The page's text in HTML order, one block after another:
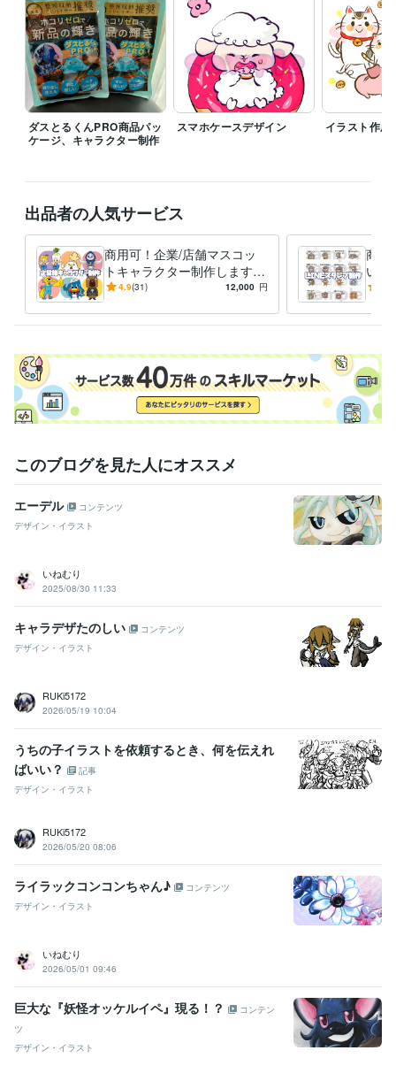
ダスとるくんPRO商品パッ
ケージ、キャラクター制作
スマホケースデザイン イラスト作成
出品者の人気サービス
商用可！企業/店舗マスコッ
トキャラクター制作します
★ココナラ販売実績260件★
4.9(31) 12,000 円
商用
いス
人・
このブログを見た人にオススメ
エーデル
コンテンツ
デザイン・イラスト
いねむり
2025/08/30 11:33
キャラデザたのしい
コンテンツ
デザイン・イラスト
RUKi5172
2026/05/19 10:04
うちの子イラストを依頼するとき、何を伝えれ
ばいい？
記事
デザイン・イラスト
RUKi5172
2026/05/20 08:06
ライラックコンコンちゃん♪
コンテンツ
デザイン・イラスト
いねむり
2026/05/01 09:46
巨大な『妖怪オッケルイペ』現る！？
コンテン
ツ
デザイン・イラスト